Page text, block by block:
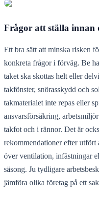
Frågor att ställa
Ett bra sätt att minska risken
konkreta frågor i förväg. Be
taket ska skottas helt eller
takfönster, snörasskydd och
takmaterialet inte repas eller
ansvarsförsäkring,
takfot och i rännor. Det är
rekommendationer efter utfört
över ventilation, infästningar
säsong. Ju tydligare
jämföra olika företag på ett